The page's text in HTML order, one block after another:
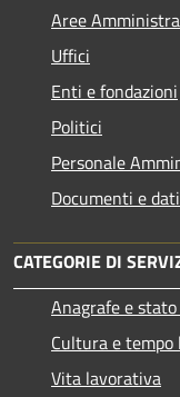
Aree
Uffici
Enti e fondazioni
Politici
Personale
Documenti e dati
CATEGORIE DI
Anagrafe e
Cultura e tempo
Vita lavorativa